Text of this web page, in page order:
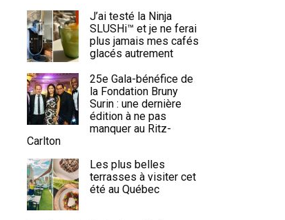
J’ai testé la Ninja
SLUSHi™ et je ne ferai
plus jamais mes cafés
glacés autrement
25e Gala-bénéfice de
la Fondation Bruny
Surin : une dernière
édition à ne pas
manquer au Ritz-
Carlton
Les plus belles
terrasses à visiter cet
été au Québec